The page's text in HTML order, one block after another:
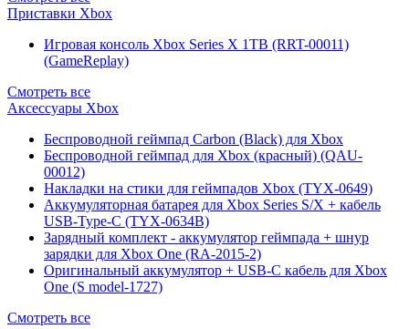
Приставки Xbox
Игровая консоль Xbox Series X 1TB (RRT-00011)
(GameReplay)
Смотреть все
Аксессуары Xbox
Беспроводной геймпад Carbon (Black) для Xbox
Беспроводной геймпад для Xbox (красный) (QAU-
00012)
Накладки на стики для геймпадов Xbox (TYX-0649)
Аккумуляторная батарея для Xbox Series S/X + кабель
USB-Type-C (TYX-0634B)
Зарядный комплект - аккумулятор геймпада + шнур
зарядки для Xbox One (RA-2015-2)
Оригинальный аккумулятор + USB-C кабель для Xbox
One (S model-1727)
Смотреть все